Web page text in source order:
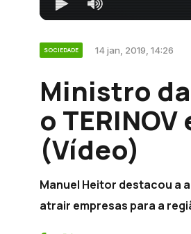
SOCIEDADE 14 jan, 2019, 14:26
Ministro
o
(Vídeo)
Manuel Heitor destacou a
atrair empresas para a